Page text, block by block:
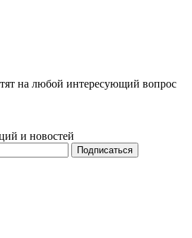
на любой интересующий вопрос
и новостей
Подписаться